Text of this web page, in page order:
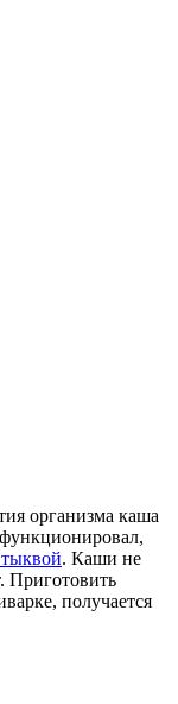
организма каша
. Каши не
Приготовить
получается